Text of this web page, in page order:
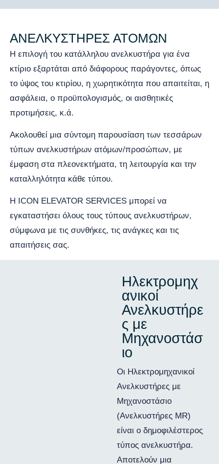
ΑΝΕΛΚΥΣΤΗΡΕΣ ΑΤΟΜΩΝ
Η επιλογή του κατάλληλου ανελκυστήρα για ένα
κτίριο εξαρτάται από διάφορους παράγοντες, όπως
το ύψος του κτιρίου, η χωρητικότητα που απαιτείται, η
ασφάλεια, ο προϋπολογισμός, oι αισθητικές
προτιμήσεις, κ.ά.
Ακολουθεί μια σύντομη παρουσίαση των τεσσάρων
τύπων ανελκυστήρων ατόμων/προσώπων, με
έμφαση στα πλεονεκτήματα, τη λειτουργία και την
καταλληλότητα κάθε τύπου.
H ICON ELEVATOR SERVICES μπορεί να
εγκαταστήσει όλους τους τύπους ανελκυστήρων,
σύμφωνα με τις συνθήκες, τις ανάγκες και τις
απαιτήσεις σας.
Ηλεκτρομηχ
ανικοί
Ανελκυστήρε
ς με
Μηχανοστάσ
ιο
Οι Ηλεκτρομηχανικοί
Ανελκυστήρες με
Μηχανοστάσιο
(Ανελκυστήρες MR)
είναι ο δημοφιλέστερος
τύπος ανελκυστήρα.
Αποτελούν μια